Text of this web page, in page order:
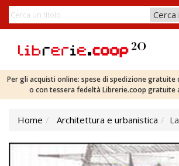
Per gli acquisti online: spese di spedizione gratuite
o con tessera fedeltà Librerie.coop gratuite
Home Architettura e urbanistica